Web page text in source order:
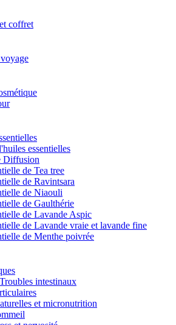
coffret
essentielles
Diffusion
de Tea tree
de Ravintsara
de Niaouli
de Gaulthérie
de Lavande Aspic
de Lavande vraie et lavande fine
de Menthe poivrée
intestinaux
et micronutrition